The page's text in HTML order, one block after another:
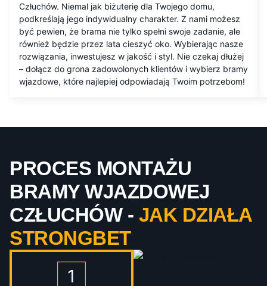
Człuchów. Niemal jak biżuterię dla Twojego domu,
podkreślają jego indywidualny charakter. Z nami możesz
być pewien, że brama nie tylko spełni swoje zadanie, ale
również będzie przez lata cieszyć oko. Wybierając nasze
rozwiązania, inwestujesz w jakość i styl. Nie czekaj dłużej
– dołącz do grona zadowolonych klientów i wybierz bramy
wjazdowe, które najlepiej odpowiadają Twoim potrzebom!
PROCES MONTAŻU
BRAMY WJAZDOWEJ
CZŁUCHÓW - JAK DZIAŁA
STRONGBET